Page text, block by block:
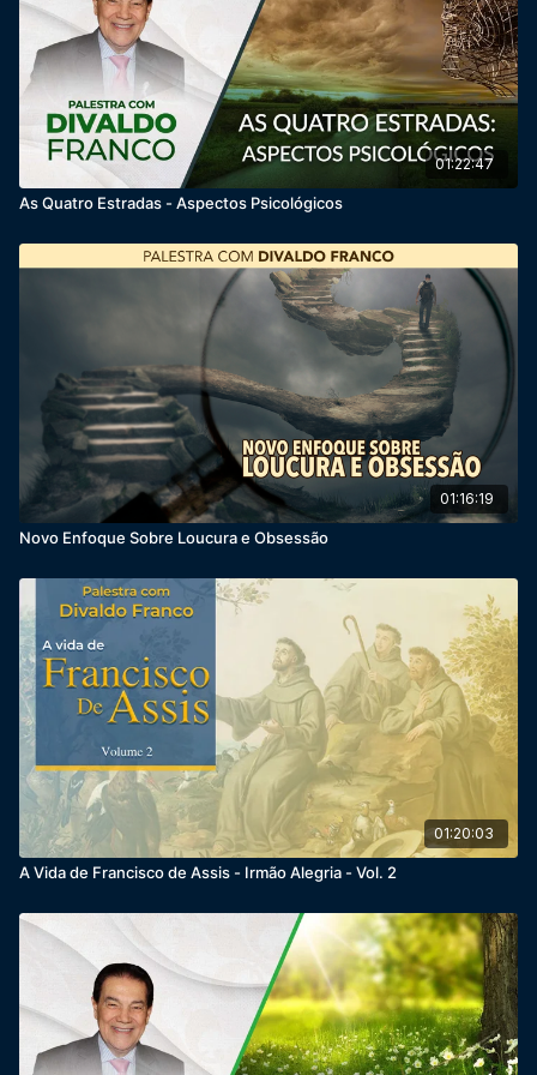
01:22:47
As Quatro Estradas - Aspectos Psicológicos
01:16:19
Novo Enfoque Sobre Loucura e Obsessão
01:20:03
A Vida de Francisco de Assis - Irmão Alegria - Vol. 2